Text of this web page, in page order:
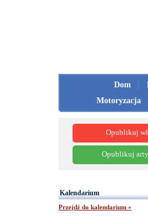
Dom
Motoryzacja
Opublikuj
Opublikuj
Kalendarium
Przejdź do kalendarium »